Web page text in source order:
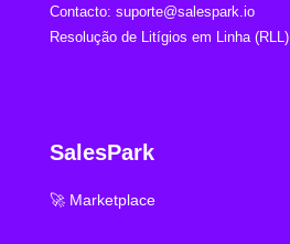
Contacto: suporte@salespark.io
Resolução de Litígios em Linha (RLL)
SalesPark
🚀 Marketplace